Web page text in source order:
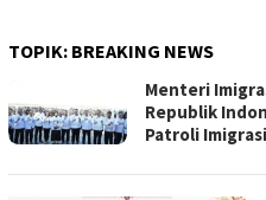
TOPIK: BREAKING NEWS
Menteri
Republik
Patroli Imigrasi